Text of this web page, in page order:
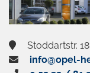
Stoddartstr.
info@opel-